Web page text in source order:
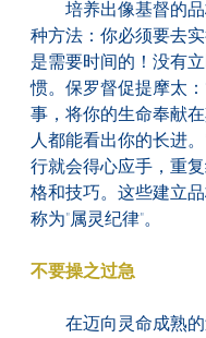
培养出像基督的品
种方法：你必须要去
是需要时间的！没有
惯。保罗督促提摩太
事，将你的生命奉献
人都能看出你的长进
行就会得心应手，重
格和技巧。这些建立
称为"属灵纪律"。
不要操之过急
在迈向灵命成熟的